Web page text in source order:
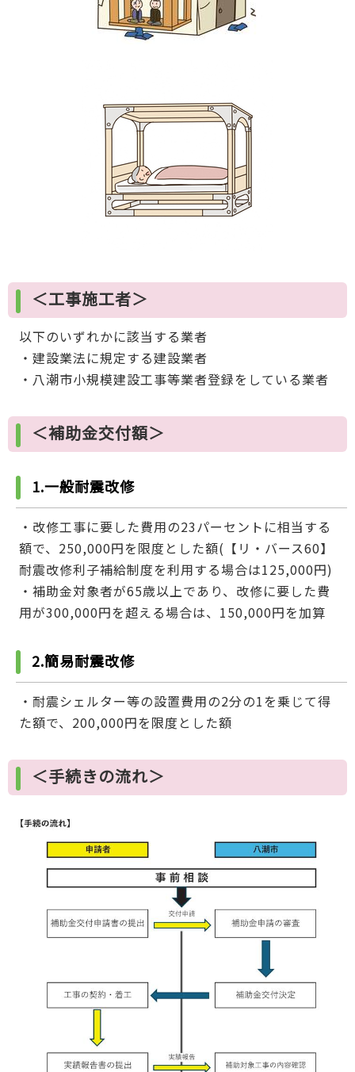
＜工事施工者＞
以下のいずれかに該当する業者
・建設業法に規定する建設業者
・八潮市小規模建設工事等業者登録をしている業者
＜補助金交付額＞
1.一般耐震改修
・改修工事に要した費用の23パーセントに相当する
額で、250,000円を限度とした額(【リ・バース60】
耐震改修利子補給制度を利用する場合は125,000円)
・補助金対象者が65歳以上であり、改修に要した費
用が300,000円を超える場合は、150,000円を加算
2.簡易耐震改修
・耐震シェルター等の設置費用の2分の1を乗じて得
た額で、200,000円を限度とした額
＜手続きの流れ＞